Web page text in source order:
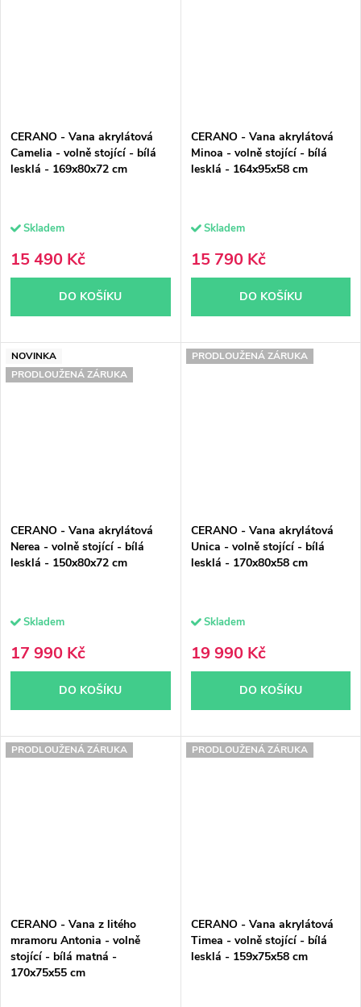
CERANO - Vana akrylátová
Camelia - volně stojící - bílá
lesklá - 169x80x72 cm
Skladem
15 490 Kč
DO KOŠÍKU
CERANO - Vana akrylátová
Minoa - volně stojící - bílá
lesklá - 164x95x58 cm
Skladem
15 790 Kč
DO KOŠÍKU
NOVINKA
PRODLOUŽENÁ ZÁRUKA
CERANO - Vana akrylátová
Nerea - volně stojící - bílá
lesklá - 150x80x72 cm
Skladem
17 990 Kč
DO KOŠÍKU
PRODLOUŽENÁ ZÁRUKA
CERANO - Vana akrylátová
Unica - volně stojící - bílá
lesklá - 170x80x58 cm
Skladem
19 990 Kč
DO KOŠÍKU
PRODLOUŽENÁ ZÁRUKA
CERANO - Vana z litého
mramoru Antonia - volně
stojící - bílá matná -
170x75x55 cm
PRODLOUŽENÁ ZÁRUKA
CERANO - Vana akrylátová
Timea - volně stojící - bílá
lesklá - 159x75x58 cm